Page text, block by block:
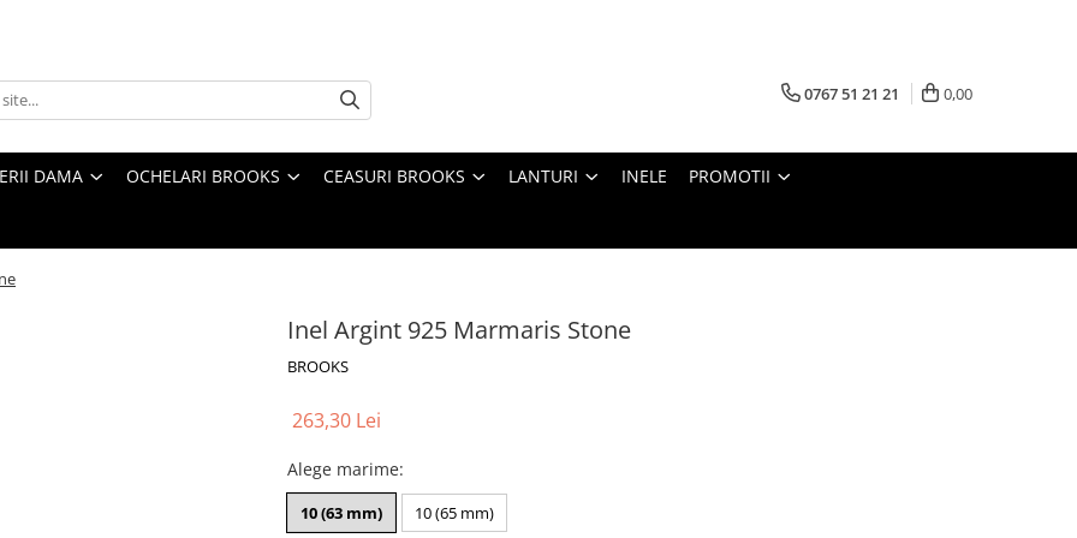
0767 51 21 21 0,00
DAMA OCHELARI BROOKS CEASURI BROOKS LANTURI INELE PROMOTII
Inel Argint 925 Marmaris Stone
BROOKS
263,30 Lei
Alege marime:
10 (63 mm) 10 (65 mm)